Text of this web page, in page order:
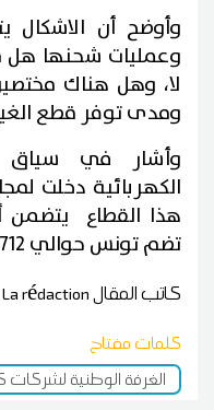
وأوضح أن الاشكال
وعمليات شحنها هل
لا، وهل هناك
ومدى توفر قطع
وأشار في سياق
تضم تونس حوالي 712 شركة لكراء السيارات.
كاتب المقالLa rédaction
كلمات مفتاح
الغرفة الوطنية لشركات